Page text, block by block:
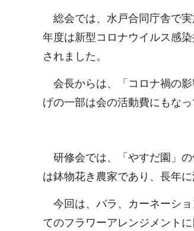
総会では、水戸合同庁舎で
年度は新型コロナウイルス感
されました。
会長からは、「コロナ禍の影
げの一部は会の活動費にもな
研修会では、「やすだ園」の
は鉢物花き農家であり、長年
今回は、バラ、カーネーショ
てのフラワーアレンジメント